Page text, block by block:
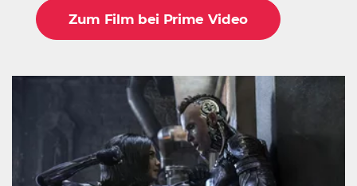
Zum Film bei Prime Video